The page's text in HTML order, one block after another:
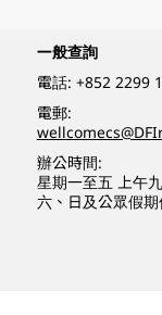
一般查詢
電話: +852 2299
電郵:
辦公時間:
星期一至五 上午
六、日及公眾假期